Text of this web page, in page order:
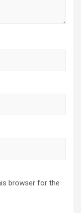
browser for the